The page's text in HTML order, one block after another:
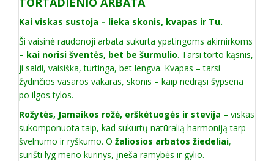
Kai viskas sustoja – lieka skonis, kvapas ir Tu.
Ši vaisinė raudonoji arbata sukurta ypatingoms akimirkoms
– kai norisi šventės, bet be šurmulio. Tarsi torto kąsnis,
ji saldi, vaisiška, turtinga, bet lengva. Kvapas – tarsi
žydinčios vasaros vakaras, skonis – kaip nedrąsi šypsena
po ilgos tylos.
Rožytės, Jamaikos rožė, erškėtuogės ir stevija – viskas
sukomponuota taip, kad sukurtų natūralią harmoniją tarp
švelnumo ir ryškumo. O žaliosios arbatos žiedeliai,
surišti lyg meno kūrinys, įneša ramybės ir gylio.